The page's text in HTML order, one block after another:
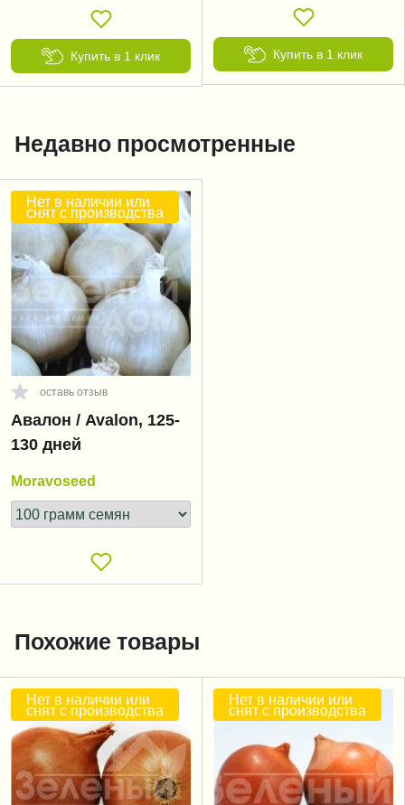
Купить в 1 клик Купить в 1 клик
Недавно просмотренные
Нет в наличии или
снят с производства
оставь отзыв
Авалон / Avalon, 125-
130 дней
Moravoseed
Похожие товары
Нет в наличии или
снят с производства
Нет в наличии или
снят с производства